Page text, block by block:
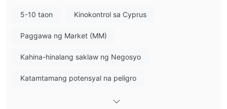
lisensyang numero 330/17, kung saan ang uri ng lisensya ay
kaysa sa isang hindi nireregulang broker.
Ano ang Maaari Kong I-trade sa Exclusive Capital?
5-10 taon Kinokontrol sa Cyprus
Paggawa ng Market (MM)
Kahina-hinalang saklaw ng Negosyo
Katamtamang potensyal na peligro